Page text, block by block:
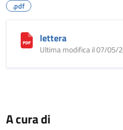
.pdf
lettera
Ultima modifica il 07/05/
A cura di